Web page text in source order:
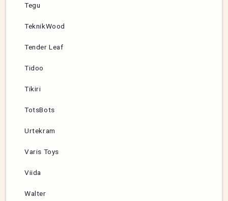
Tegu
TeknikWood
Tender Leaf
Tidoo
Tikiri
TotsBots
Urtekram
Varis Toys
Viida
Walter